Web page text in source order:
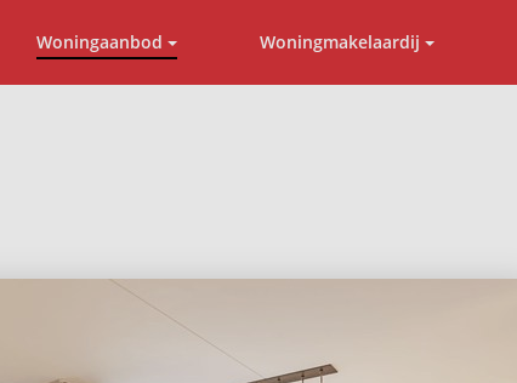
Woningaanbod Woningmakelaardij